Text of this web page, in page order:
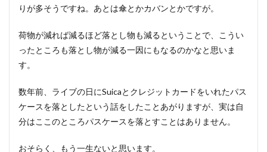
りが多そうですね。あとは傘とかカバンとかですが。
荷物が減れば減るほど落とし物も減るということで、こうい
ったところも落とし物が減る一因にもなるのかなと思いま
す。
数年前、ライブの日にSuicaとクレジットカードをいれたパス
ケースを落としたという話をしたことあがりますが、実は自
分はここのところパスケースを落とすことはありません。
おそらく、もう一生ないと思います。